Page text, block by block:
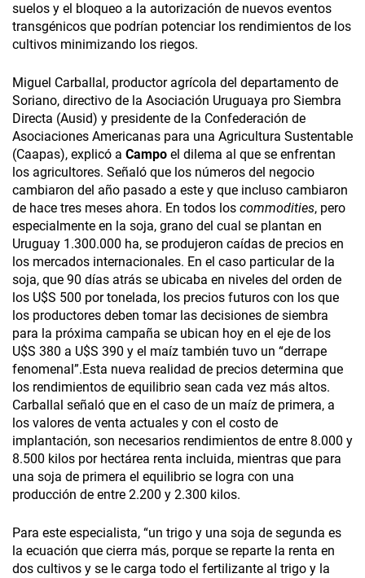
suelos y el bloqueo a la autorización de nuevos eventos
transgénicos que podrían potenciar los rendimientos de los
cultivos minimizando los riegos.
Miguel Carballal, productor agrícola del departamento de
Soriano, directivo de la Asociación Uruguaya pro Siembra
Directa (Ausid) y presidente de la Confederación de
Asociaciones Americanas para una Agricultura Sustentable
(Caapas), explicó a Campo el dilema al que se enfrentan
los agricultores. Señaló que los números del negocio
cambiaron del año pasado a este y que incluso cambiaron
de hace tres meses ahora. En todos los commodities, pero
especialmente en la soja, grano del cual se plantan en
Uruguay 1.300.000 ha, se produjeron caídas de precios en
los mercados internacionales. En el caso particular de la
soja, que 90 días atrás se ubicaba en niveles del orden de
los U$S 500 por tonelada, los precios futuros con los que
los productores deben tomar las decisiones de siembra
para la próxima campaña se ubican hoy en el eje de los
U$S 380 a U$S 390 y el maíz también tuvo un “derrape
fenomenal”.Esta nueva realidad de precios determina que
los rendimientos de equilibrio sean cada vez más altos.
Carballal señaló que en el caso de un maíz de primera, a
los valores de venta actuales y con el costo de
implantación, son necesarios rendimientos de entre 8.000 y
8.500 kilos por hectárea renta incluida, mientras que para
una soja de primera el equilibrio se logra con una
producción de entre 2.200 y 2.300 kilos.
Para este especialista, “un trigo y una soja de segunda es
la ecuación que cierra más, porque se reparte la renta en
dos cultivos y se le carga todo el fertilizante al trigo y la